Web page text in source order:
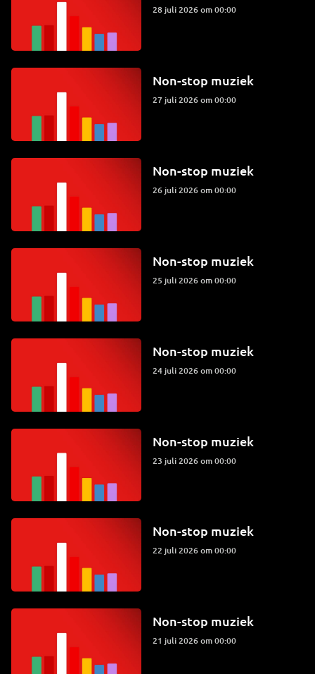
28 juli 2026 om 00:00
Non-stop muziek
27 juli 2026 om 00:00
Non-stop muziek
26 juli 2026 om 00:00
Non-stop muziek
25 juli 2026 om 00:00
Non-stop muziek
24 juli 2026 om 00:00
Non-stop muziek
23 juli 2026 om 00:00
Non-stop muziek
22 juli 2026 om 00:00
Non-stop muziek
21 juli 2026 om 00:00